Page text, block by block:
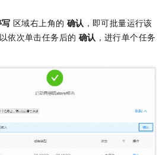
区域右上角的 确认 ，即可批量运行该
依次单击任务后的 确认 ，进行单个任务